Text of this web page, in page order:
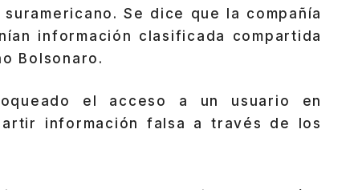
Se dice que la compañía
información clasificada compartida
Bolsonaro.
el acceso a un usuario en
información falsa a través de los